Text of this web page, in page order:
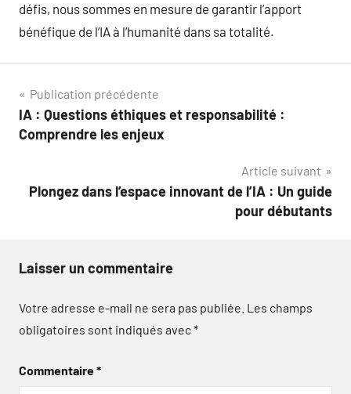
défis, nous sommes en mesure de garantir l’apport
bénéfique de l’IA à l’humanité dans sa totalité.
Navigation
de
Publication précédente
IA : Questions éthiques et responsabilité :
Comprendre les enjeux
Article suivant
Plongez dans l’espace innovant de l’IA : Un guide
pour débutants
Laisser un commentaire
Votre adresse e-mail ne sera pas publiée. Les champs
obligatoires sont indiqués avec*
Commentaire*